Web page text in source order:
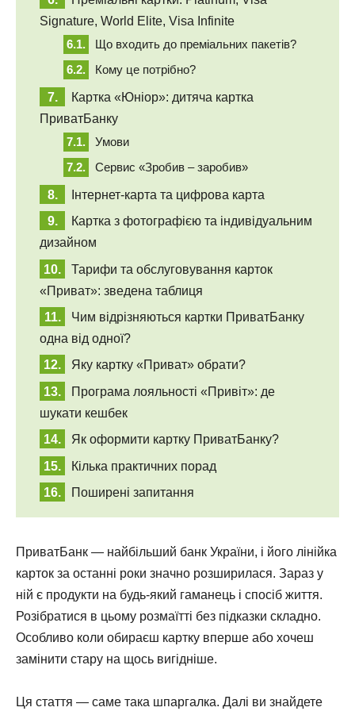
Signature, World Elite, Visa Infinite
Що входить до преміальних пакетів?
Кому це потрібно?
Картка «Юніор»: дитяча картка
ПриватБанку
Умови
Сервис «Зробив – заробив»
Інтернет-карта та цифрова карта
Картка з фотографією та індивідуальним
дизайном
Тарифи та обслуговування карток
«Приват»: зведена таблиця
Чим відрізняються картки ПриватБанку
одна від одної?
Яку картку «Приват» обрати?
Програма лояльності «Привіт»: де
шукати кешбек
Як оформити картку ПриватБанку?
Кілька практичних порад
Поширені запитання
ПриватБанк — найбільший банк України, і його лінійка
карток за останні роки значно розширилася. Зараз у
ній є продукти на будь-який гаманець і спосіб життя.
Розібратися в цьому розмаїтті без підказки складно.
Особливо коли обираєш картку вперше або хочеш
замінити стару на щось вигідніше.
Ця стаття — саме така шпаргалка. Далі ви знайдете